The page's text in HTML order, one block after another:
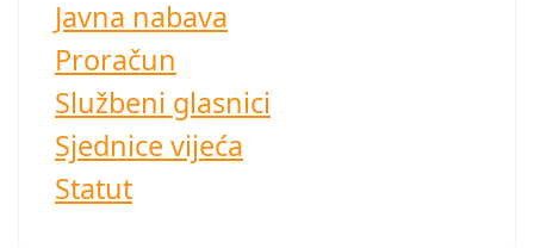
Javna nabava
Proračun
Službeni glasnici
Sjednice vijeća
Statut